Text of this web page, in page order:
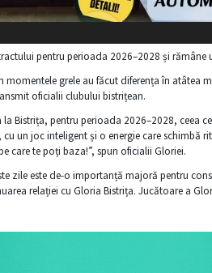
pentru perioada 2026–2028 și rămâne
momentele grele au făcut diferența în atâtea
oficialii clubului bistrițean.
la Bistrița, pentru perioada 2026–2028, ceea
cu un joc inteligent și o energie care schimbă
care te poți baza!”, spun oficialii Gloriei.
zile este de-o importanță majoră pentru
relației cu Gloria Bistrița. Jucătoare a